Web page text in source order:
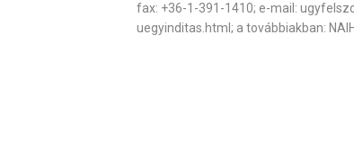
fax: +36-1-391-1410; e-mail:
uegyinditas.html; a továbbiakban: